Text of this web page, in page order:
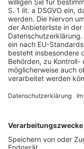
zunächst für zwei
mit hohem Nutzen
die Prozesse und
zur Archivierung
von den
die
Extraktion der
zur Archivierung in
3. Skalierung